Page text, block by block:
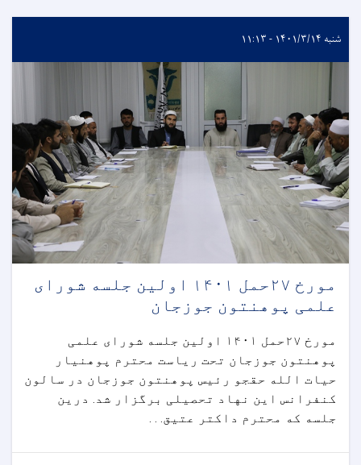
شنبه ۱۴۰۱/۳/۱۴ - ۱۱:۱۳
مورخ ۲۷حمل ۱۴۰۱ اولین جلسه شورای
علمی پوهنتون جوزجان
مورخ ۲۷حمل ۱۴۰۱ اولین جلسه شورای علمی
پوهنتون جوزجان تحت ریاست محترم پوهنیار
حیات الله حقجو رئیس پوهنتون جوزجان در سالون
کنفرانس این نهاد تحصیلی برگزار شد. درین
جلسه که محترم داکتر عتیق. . .